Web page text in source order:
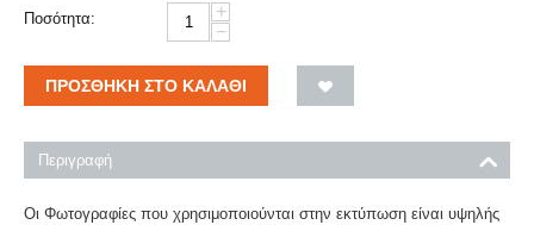
Ποσότητα:
+
−
ΠΡΟΣΘΉΚΗ ΣΤΟ ΚΑΛΆΘΙ
Περιγραφή
Οι Φωτογραφίες που χρησιμοποιούνται στην εκτύπωση είναι υψηλής